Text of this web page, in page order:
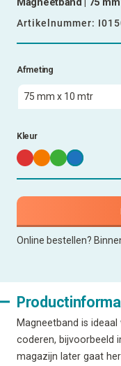
Magneetband | 75
Artikelnummer:
Afmeting
Kleur
Online bestellen?
Magneetband is
coderen, bijvoorbeeld
magazijn later gaat